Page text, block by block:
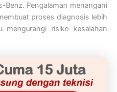
Benz. Pengalaman menangani
proses diagnosis lebih
mengurangi risiko kesalahan